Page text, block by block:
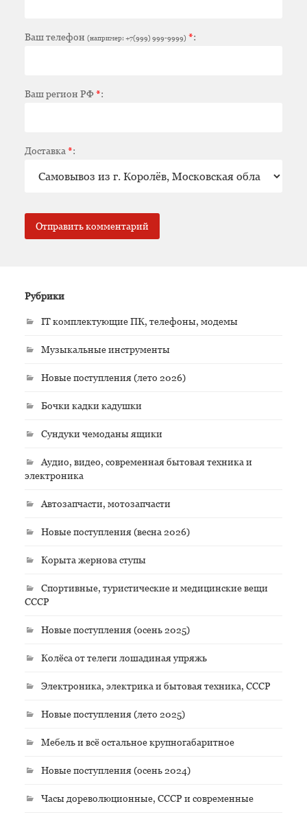
Ваш телефон (например: +7(999) 999-9999) *:
Ваш регион РФ*:
Доставка *:
Рубрики
IT комплектующие ПК, телефоны, модемы
Музыкальные инструменты
Новые поступления (лето 2026)
Бочки кадки кадушки
Сундуки чемоданы ящики
Аудио, видео, современная бытовая техника и
электроника
Автозапчасти, мотозапчасти
Новые поступления (весна 2026)
Корыта жернова ступы
Спортивные, туристические и медицинские вещи
СССР
Новые поступления (осень 2025)
Колёса от телеги лошадиная упряжь
Электроника, электрика и бытовая техника, СССР
Новые поступления (лето 2025)
Мебель и всё остальное крупногабаритное
Новые поступления (осень 2024)
Часы дореволюционные, СССР и современные